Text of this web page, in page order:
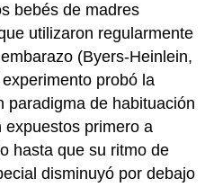
bebés de madres
utilizaron regularmente
(Byers-Heinlein,
probó la
paradigma de habituación
expuestos primero a
hasta que su ritmo de
disminuyó por debajo